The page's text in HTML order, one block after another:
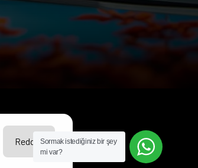
ReddetSormak istediğiniz bir şey
mi var?